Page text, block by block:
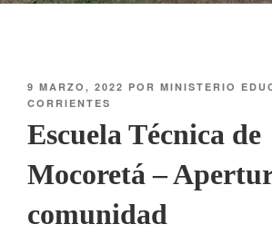
9 MARZO, 2022 POR MINISTERIO
CORRIENTES
Escuela Técnica de
Mocoretá –
comunidad